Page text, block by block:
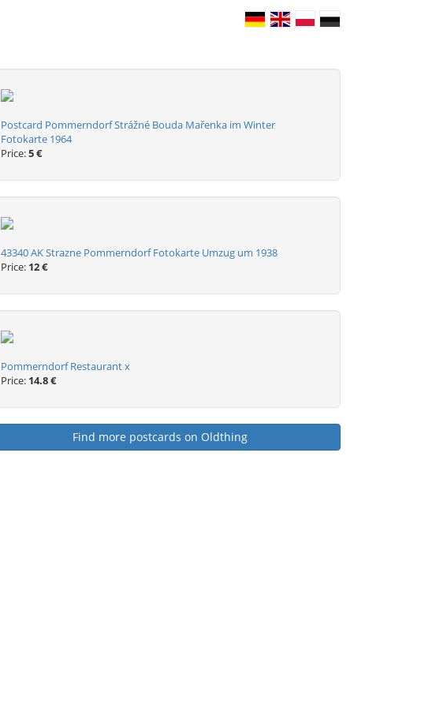
Postcard Pommerndorf Strážné Bouda Mařenka im Winter
Fotokarte 1964
Price:5 €
43340 AK Strazne Pommerndorf Fotokarte Umzug um 1938
Price: 12 €
Pommerndorf Restaurant x
Price: 14.8 €
Find more postcards on Oldthing